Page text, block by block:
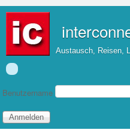
Austausch, Reisen,
Benutzeranmeldung
Benutzername